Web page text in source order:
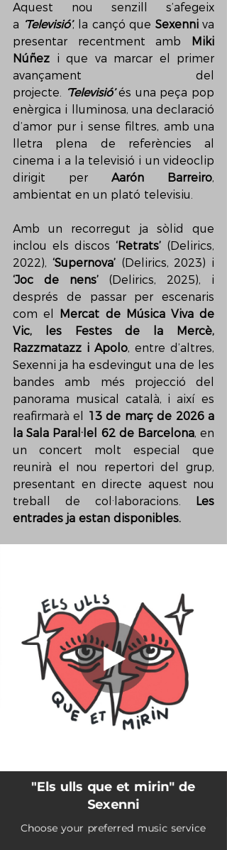
Aquest nou senzill s’afegeix
a ‘Televisió’, la cançó que Sexenni va
presentar recentment amb
Miki
Núñez i que va marcar el primer
avançament del
projecte. ‘Televisió’ és una peça pop
enèrgica i lluminosa, una declaració
d’amor pur i sense filtres, amb una
lletra plena de referències al
cinema i a la televisió i un videoclip
dirigit per Aarón Barreiro,
ambientat en un plató televisiu.
Amb un recorregut ja sòlid que
inclou els discos ‘Retrats’ (Delirics,
2022), ‘Supernova’
‘Joc de nens’ (Delirics, 2025), i
després de passar per escenaris
com el Mercat de Música Viva de
Vic, les Festes de la Mercè,
Razzmatazz i Apolo, entre d’altres,
Sexenni ja ha esdevingut una de les
bandes amb més projecció del
panorama musical català, i així es
reafirmarà el
13 de març de 2026 a
la Sala Paral·lel 62 de Barcelona, en
un concert molt especial que
reunirà el nou repertori del grup,
presentant en directe aquest nou
treball de col·laboracions.
Les
entrades ja estan disponibles.